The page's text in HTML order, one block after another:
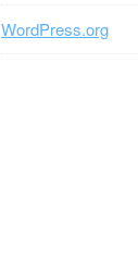
WordPress.org